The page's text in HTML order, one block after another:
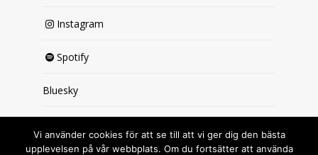
Instagram
Spotify
Bluesky
Vi använder cookies för att se till att vi ger dig den bästa
upplevelsen på vår webbplats. Om du fortsätter att använda